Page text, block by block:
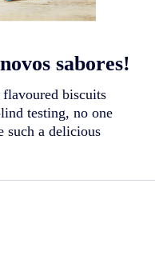
sabores!
biscuits
testing, no one
such a delicious